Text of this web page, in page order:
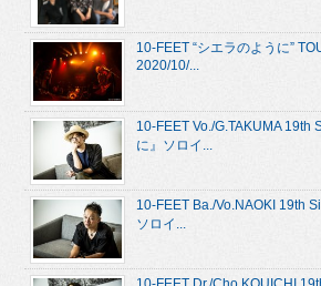
10-FEET “シエラのように”
2020/10/...
10-FEET Vo./G.TAKUMA 19th
に』ソロイ...
10-FEET Ba./Vo.NAOKI 19th
ソロイ...